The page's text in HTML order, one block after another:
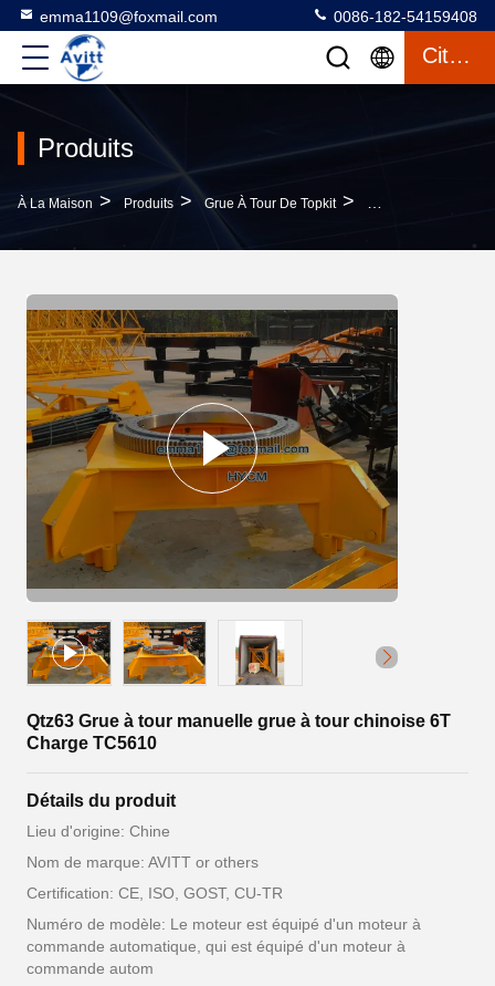
emma1109@foxmail.com 0086-182-54159408
Citation
Produits
À La Maison > Produits > Grue À Tour De Topkit > Qtz63 Grue À Tour
Qtz63 Grue à tour manuelle grue à tour chinoise 6T
Charge TC5610
Détails du produit
Lieu d'origine: Chine
Nom de marque: AVITT or others
Certification: CE, ISO, GOST, CU-TR
Numéro de modèle: Le moteur est équipé d'un moteur à
commande automatique, qui est équipé d'un moteur à
commande autom